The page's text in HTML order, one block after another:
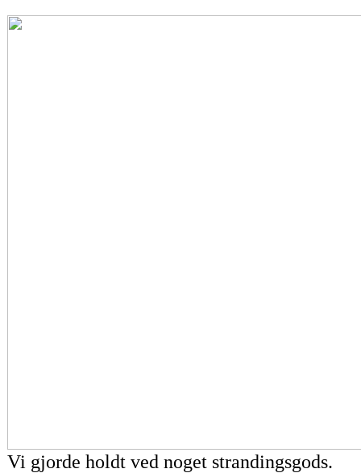
Vi gjorde holdt ved noget strandingsgods.